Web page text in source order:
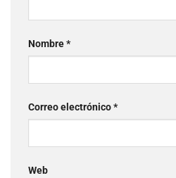
Nombre*
Correo electrónico*
Web